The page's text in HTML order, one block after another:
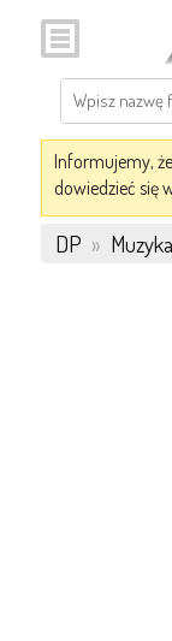
Informujemy,
dowiedzieć się
DP » Muzyka